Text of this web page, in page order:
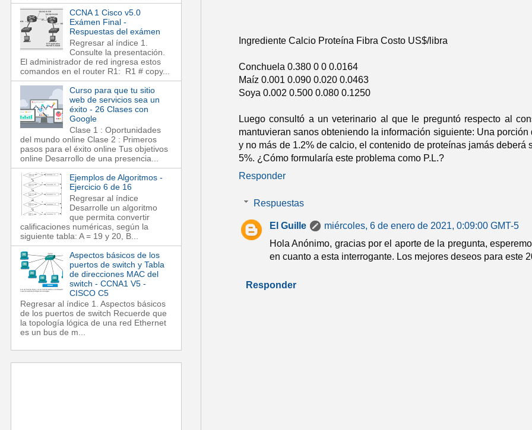
Ingrediente Calcio Proteína Fibra Costo US$/libra
Conchuela 0.380 0 0 0.0164
Maíz 0.001 0.090 0.020 0.0463
Soya 0.002 0.500 0.080 0.1250
Luego consultó a un veterinario al que le preguntó respecto al
mantuvieran sanos obteniendo la información siguiente: Una
y no más de 1.2% de calcio, el contenido de proteínas jamás
5%. ¿Cómo formularía este problema como P.L.?
Responder
Respuestas
El Guille
miércoles, 6 de enero de 2021, 0:09:00 GMT-5
Hola Anónimo, gracias por el aporte de la pregunta,
en cuanto a esta interrogante. Los mejores deseos para este
Responder
CCNA 1 Cisco v5.0
Exámen Final -
Respuestas del exámen
Regresar al índice 1.
Consulte la presentación.
El administrador de red ingresa estos
comandos en el router R1: R1 # copy...
Curso para que tu sitio
web de servicios sea un
éxito - 26 Clases con
Google
Clase 1 : Oportunidades
del mundo online Clase 2 : Primeros
pasos para el éxito online Tus objetivos
online Desarrollo de una presencia...
Ejemplos de Algoritmos -
Ejercicio 6 de 16
Regresar al índice
Desarrolle un algoritmo
que permita convertir
calificaciones numéricas, según la
siguiente tabla: A = 19 y 20, B...
Aspectos básicos de los
puertos de switch y Tabla
de direcciones MAC del
switch - CCNA1 V5 -
CISCO C5
Regresar al índice 1. Aspectos básicos
de los puertos de switch Recuerde que
la topología lógica de una red Ethernet
es un bus de m...